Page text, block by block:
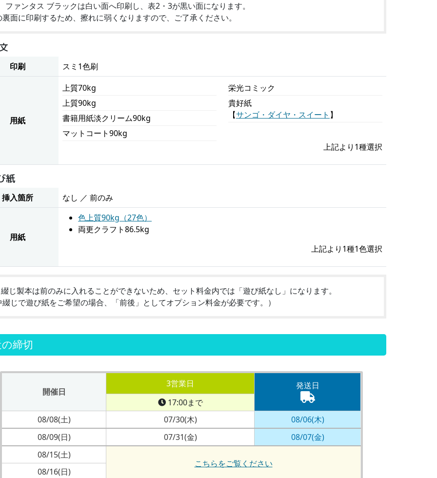
ァンタス ブラックは白い面へ印刷し、表2・3が黒い面になります。
裏面に印刷するため、擦れに弱くなりますので、ご了承ください。
印刷 スミ1色刷
用紙
上質70kg
上質90kg
書籍用紙淡クリーム90kg
マットコート90kg
栄光コミック
貴好紙
【サンゴ・ダイヤ・スイート 】
上記より1種選択
紙
挿入箇所 なし ／ 前のみ
用紙
色上質90kg（27色）
両更クラフト86.5kg
上記より1種1色選択
じ製本は前のみに入れることができないため、セット料金内では「遊び紙なし」になります。
綴じで遊び紙をご希望の場合、「前後」としてオプション料金が必要です。）
締切
開催日
3営業日
発送日
17:00まで
08/08(土)
07/30(木)
08/06(木)
08/09(日)
07/31(金)
08/07(金)
08/15(土)
こちらをご覧ください
08/16(日)